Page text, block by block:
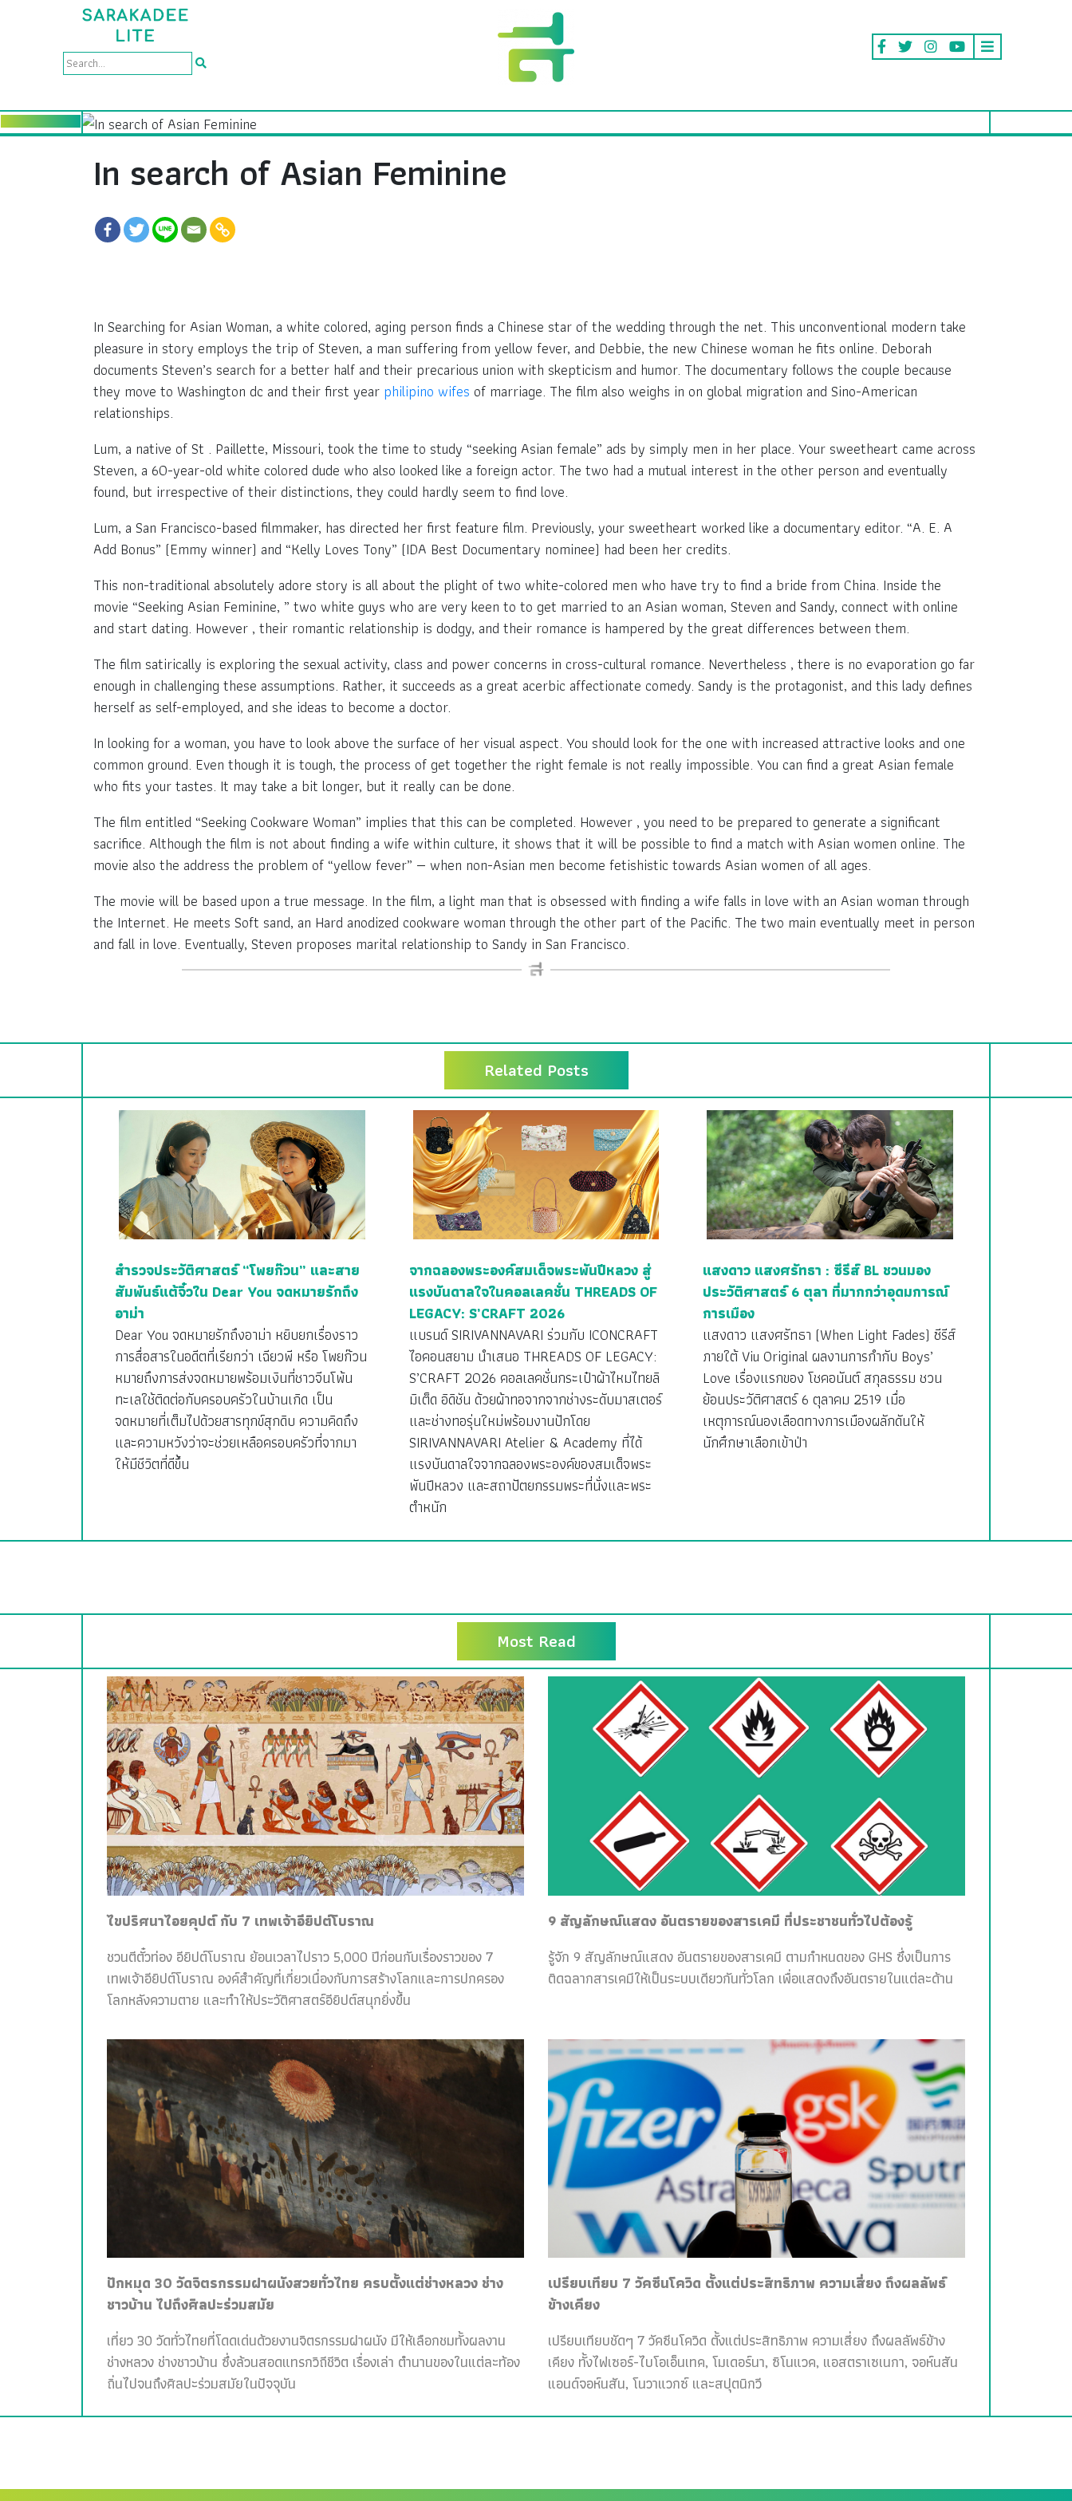
In search of Asian Feminine
In Searching for Asian Woman, a white colored, aging person finds a Chinese star of the wedding through the net. This unconventional modern take
pleasure in story employs the trip of Steven, a man suffering from yellow fever, and Debbie, the new Chinese woman he fits online. Deborah
documents Steven’s search for a better half and their precarious union with skepticism and humor. The documentary follows the couple because
they move to Washington dc and their first year philipino wifes of marriage. The film also weighs in on global migration and Sino-American
relationships.
Lum, a native of St . Paillette, Missouri, took the time to study “seeking Asian female” ads by simply men in her place. Your sweetheart came across
Steven, a 60-year-old white colored dude who also looked like a foreign actor. The two had a mutual interest in the other person and eventually
found, but irrespective of their distinctions, they could hardly seem to find love.
Lum, a San Francisco-based filmmaker, has directed her first feature film. Previously, your sweetheart worked like a documentary editor. “A. E. A
Add Bonus” (Emmy winner) and “Kelly Loves Tony” (IDA Best Documentary nominee) had been her credits.
This non-traditional absolutely adore story is all about the plight of two white-colored men who have try to find a bride from China. Inside the
movie “Seeking Asian Feminine, ” two white guys who are very keen to to get married to an Asian woman, Steven and Sandy, connect with online
and start dating. However , their romantic relationship is dodgy, and their romance is hampered by the great differences between them.
The film satirically is exploring the sexual activity, class and power concerns in cross-cultural romance. Nevertheless , there is no evaporation go far
enough in challenging these assumptions. Rather, it succeeds as a great acerbic affectionate comedy. Sandy is the protagonist, and this lady defines
herself as self-employed, and she ideas to become a doctor.
In looking for a woman, you have to look above the surface of her visual aspect. You should look for the one with increased attractive looks and one
common ground. Even though it is tough, the process of get together the right female is not really impossible. You can find a great Asian female
who fits your tastes. It may take a bit longer, but it really can be done.
The film entitled “Seeking Cookware Woman” implies that this can be completed. However , you need to be prepared to generate a significant
sacrifice. Although the film is not about finding a wife within culture, it shows that it will be possible to find a match with Asian women online. The
movie also the address the problem of “yellow fever” — when non-Asian men become fetishistic towards Asian women of all ages.
The movie will be based upon a true message. In the film, a light man that is obsessed with finding a wife falls in love with an Asian woman through
the Internet. He meets Soft sand, an Hard anodized cookware woman through the other part of the Pacific. The two main eventually meet in person
and fall in love. Eventually, Steven proposes marital relationship to Sandy in San Francisco.
Related Posts
สำรวจประวัติศาสตร์ “โพยก๊วน” และสาย
สัมพันธ์แต้จิ๋วใน Dear You จดหมายรักถึง
อาม่า
Dear You จดหมายรักถึงอาม่า หยิบยกเรื่องราว
การสื่อสารในอดีตที่เรียกว่า เฉียวพี หรือ โพยก๊วน
หมายถึงการส่งจดหมายพร้อมเงินที่ชาวจีนโพ้น
ทะเลใช้ติดต่อกับครอบครัวในบ้านเกิด เป็น
จดหมายที่เต็มไปด้วยสารทุกข์สุกดิบ ความคิดถึง
และความหวังว่าจะช่วยเหลือครอบครัวที่จากมา
ให้มีชีวิตที่ดีขึ้น
จากฉลองพระองค์สมเด็จพระพันปีหลวง สู่
แรงบันดาลใจในคอลเลคชั่น THREADS OF
LEGACY: S’CRAFT 2026
แบรนด์ SIRIVANNAVARI ร่วมกับ ICONCRAFT
ไอคอนสยาม นำเสนอ THREADS OF LEGACY:
S’CRAFT 2026 คอลเลคชั่นกระเป๋าผ้าไหมไทยลิ
มิเต็ด อิดิชัน ด้วยผ้าทอจากจากช่างระดับมาสเตอร์
และช่างทอรุ่นใหม่พร้อมงานปักโดย
SIRIVANNAVARI Atelier & Academy ที่ได้
แรงบันดาลใจจากฉลองพระองค์ของสมเด็จพระ
พันปีหลวง และสถาปัตยกรรมพระที่นั่งและพระ
ตำหนัก
แสงดาว แสงศรัทธา : ซีรีส์ BL ชวนมอง
ประวัติศาสตร์ 6 ตุลา ที่มากกว่าอุดมการณ์
การเมือง
แสงดาว แสงศรัทธา (When Light Fades) ซีรีส์
ภายใต้ Viu Original ผลงานการกำกับ Boys’
Love เรื่องแรกของ โชคอนันต์ สกุลธรรม ชวน
ย้อนประวัติศาสตร์ 6 ตุลาคม 2519 เมื่อ
เหตุการณ์นองเลือดทางการเมืองผลักดันให้
นักศึกษาเลือกเข้าป่า
Most Read
ไขปริศนาไอยคุปต์ กับ 7 เทพเจ้าอียิปต์โบราณ
ชวนตีตั๋วท่อง อียิปต์โบราณ ย้อนเวลาไปราว 5,000 ปีก่อนกับเรื่องราวของ 7
เทพเจ้าอียิปต์โบราณ องค์สำคัญที่เกี่ยวเนื่องกับการสร้างโลกและการปกครอง
โลกหลังความตาย และทำให้ประวัติศาสตร์อียิปต์สนุกยิ่งขึ้น
9 สัญลักษณ์แสดง อันตรายของสารเคมี ที่ประชาชนทั่วไปต้องรู้
รู้จัก 9 สัญลักษณ์แสดง อันตรายของสารเคมี ตามกำหนดของ GHS ซึ่งเป็นการ
ติดฉลากสารเคมีให้เป็นระบบเดียวกันทั่วโลก เพื่อแสดงถึงอันตรายในแต่ละด้าน
ปักหมุด 30 วัดจิตรกรรมฝาผนังสวยทั่วไทย ครบตั้งแต่ช่างหลวง ช่าง
ชาวบ้าน ไปถึงศิลปะร่วมสมัย
เที่ยว 30 วัดทั่วไทยที่โดดเด่นด้วยงานจิตรกรรมฝาผนัง มีให้เลือกชมทั้งผลงาน
ช่างหลวง ช่างชาวบ้าน ซึ่งล้วนสอดแทรกวิถีชีวิต เรื่องเล่า ตำนานของในแต่ละท้อง
ถิ่นไปจนถึงศิลปะร่วมสมัยในปัจจุบัน
เปรียบเทียบ 7 วัคซีนโควิด ตั้งแต่ประสิทธิภาพ ความเสี่ยง ถึงผลลัพธ์
ข้างเคียง
เปรียบเทียบชัดๆ 7 วัคซีนโควิด ตั้งแต่ประสิทธิภาพ ความเสี่ยง ถึงผลลัพธ์ข้าง
เคียง ทั้งไฟเซอร์-ไบโอเอ็นเทค, โมเดอร์นา, ซิโนแวค, แอสตราเซเนกา, จอห์นสัน
แอนด์จอห์นสัน, โนวาแวกซ์ และสปุตนิกวี